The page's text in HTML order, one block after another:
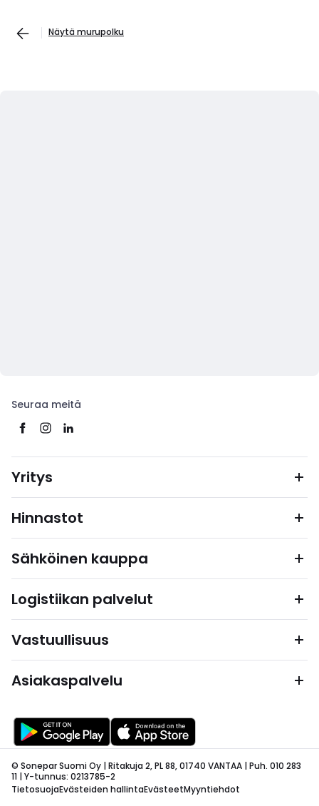
Näytä murupolku
Seuraa meitä
Yritys
Hinnastot
Sähköinen kauppa
Logistiikan palvelut
Vastuullisuus
Asiakaspalvelu
© Sonepar Suomi Oy | Ritakuja 2, PL 88, 01740 VANTAA | Puh. 010 283
11 | Y-tunnus: 0213785-2
TietosuojaEvästeiden hallintaEvästeetMyyntiehdot